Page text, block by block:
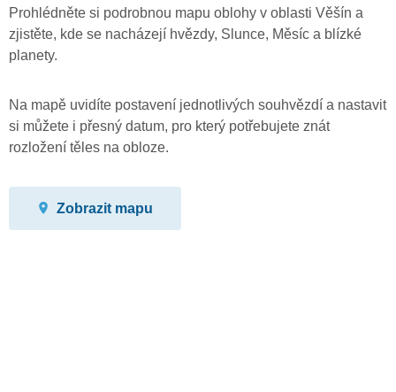
Prohlédněte si podrobnou mapu oblohy v oblasti Věšín a
zjistěte, kde se nacházejí hvězdy, Slunce, Měsíc a blízké
planety.
Na mapě uvidíte postavení jednotlivých souhvězdí a nastavit
si můžete i přesný datum, pro který potřebujete znát
rozložení těles na obloze.
Zobrazit mapu